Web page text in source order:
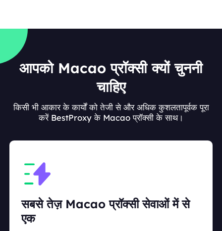
आपको Macao प्रॉक्सी क्यों चुननी
चाहिए
किसी भी आकार के कार्यों को तेजी से और अधिक कुशलतापूर्वक पूरा
करें BestProxy के Macao प्रॉक्सी के साथ।
सबसे तेज़ Macao प्रॉक्सी सेवाओं में से
एक